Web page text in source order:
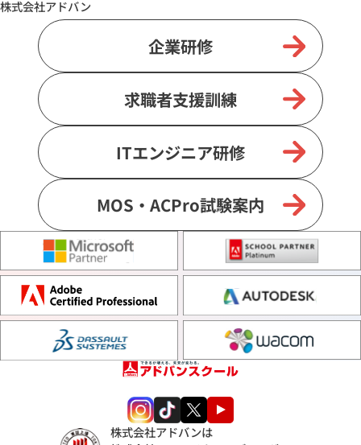
株式会社アドバン
企業研修
求職者支援訓練
ITエンジニア研修
MOS・ACPro試験案内
株式会社アドバンは